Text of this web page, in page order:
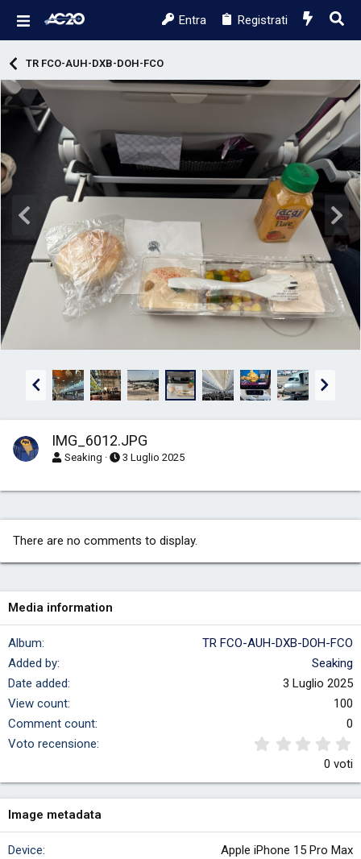
Entra Registrati
TR FCO-AUH-DXB-DOH-FCO
c
c
P
r
.
u
IMG_6012.JPG
Seaking 3 Luglio 2025
There are no comments to display.
Media information
Album
TR FCO-AUH-DXB-DOH-FCO
Added by
Seaking
Date added
3 Luglio 2025
View count
100
Comment count
0
Voto recensione
0 voti
Image metadata
Device
Apple iPhone 15 Pro Max